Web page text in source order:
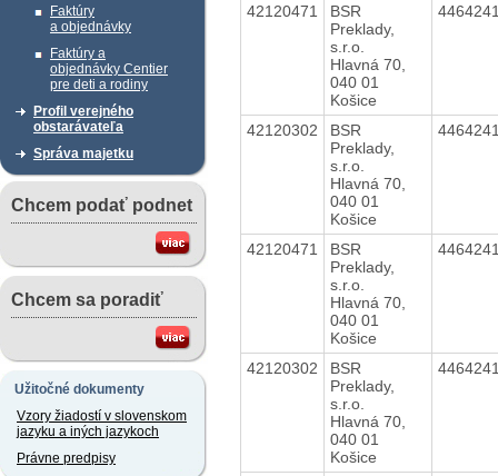
Faktúry
a objednávky
Faktúry a
objednávky Centier
pre deti a rodiny
Profil verejného
obstarávateľa
Správa majetku
Chcem podať podnet
Chcem sa poradiť
Užitočné dokumenty
Vzory žiadostí v slovenskom
jazyku a iných jazykoch
Právne predpisy
42120471
BSR
Preklady,
s.r.o.
Hlavná 70,
040 01
Košice
42120302
BSR
Preklady,
s.r.o.
Hlavná 70,
040 01
Košice
42120471
BSR
Preklady,
s.r.o.
Hlavná 70,
040 01
Košice
42120302
BSR
Preklady,
s.r.o.
Hlavná 70,
040 01
Košice